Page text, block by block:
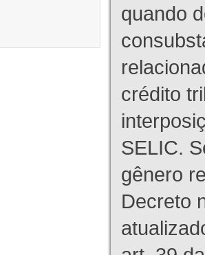
quando
crédito
SELIC.
gênero
Decreto